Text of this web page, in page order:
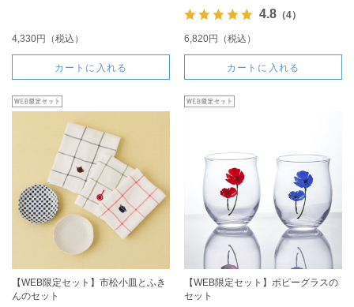
4,330円（税込）
カートに入れる
4.8（4）
6,820円（税込）
カートに入れる
【WEB限定セット】市松小皿とふき
んのセット
【WEB限定セット】ポピーグラスの
セット